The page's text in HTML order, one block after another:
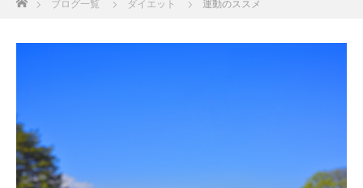
ブログ一覧 ダイエット 運動のススメ